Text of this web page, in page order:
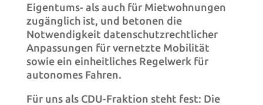
Eigentums- als auch für Mietwohnungen
zugänglich ist, und betonen die
Notwendigkeit datenschutzrechtlicher
Anpassungen für vernetzte Mobilität
sowie ein einheitliches Regelwerk für
autonomes Fahren.
Für uns als CDU-Fraktion steht fest: Die